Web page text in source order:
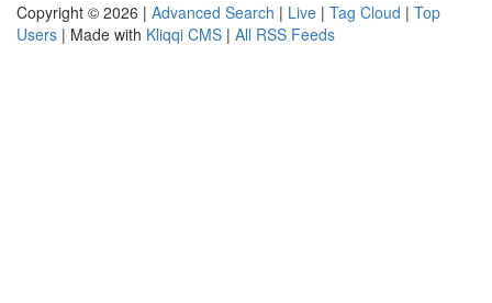
Copyright © 2026 | Advanced Search | Live | Tag Cloud | Top
Users | Made with Kliqqi CMS | All RSS Feeds